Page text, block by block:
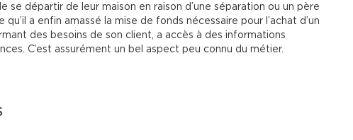
se départir de leur maison en raison d’une séparation ou un père
a enfin amassé la mise de fonds nécessaire pour l’achat d’un
des besoins de son client, a accès à des informations
C’est assurément un bel aspect peu connu du métier.